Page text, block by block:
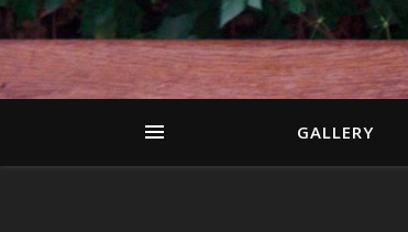
GALLERY